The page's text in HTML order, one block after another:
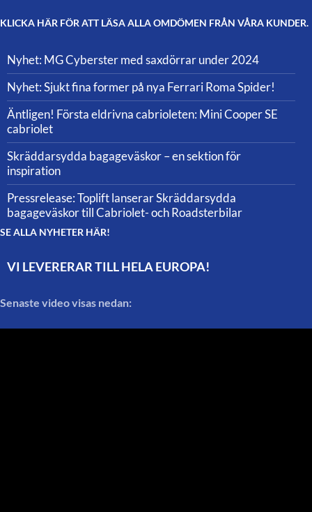
KLICKA HÄR FÖR ATT LÄSA ALLA OMDÖMEN FRÅN VÅRA KUNDER.
Nyhet: MG Cyberster med saxdörrar under 2024
Nyhet: Sjukt fina former på nya Ferrari Roma Spider!
Äntligen! Första eldrivna cabrioleten: Mini Cooper SE
cabriolet
Skräddarsydda bagageväskor – en sektion för
inspiration
Pressrelease: Toplift lanserar Skräddarsydda
bagageväskor till Cabriolet- och Roadsterbilar
SE ALLA NYHETER HÄR!
VI LEVERERAR TILL HELA EUROPA!
Senaste video visas nedan: